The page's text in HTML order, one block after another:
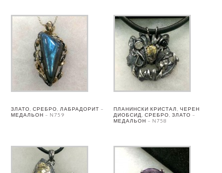
ЗЛАТО, СРЕБРО, ЛАБРАДОРИТ –
МЕДАЛЬОН – N759
ПЛАНИНСКИ КРИСТАЛ, ЧЕРЕН
ДИОБСИД, СРЕБРО, ЗЛАТО –
МЕДАЛЬОН – N758